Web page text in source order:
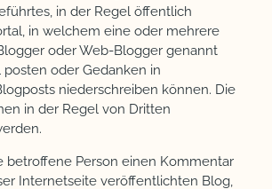
in der Regel öffentlich
in welchem eine oder mehrere
oder Web-Blogger genannt
oder Gedanken in
niederschreiben können. Die
in der Regel von Dritten
betroffene Person einen Kommentar
Internetseite veröffentlichten Blog,